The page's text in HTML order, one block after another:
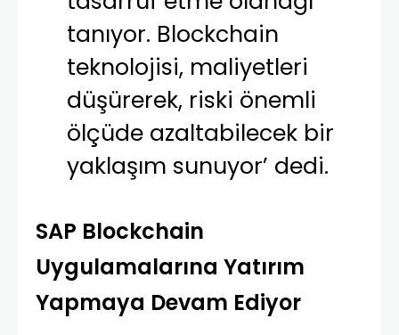
tanıyor. Blockchain
teknolojisi, maliyetleri
düşürerek, riski önemli
ölçüde azaltabilecek bir
yaklaşım sunuyor’ dedi.
SAP Blockchain
Uygulamalarına Yatırım
Yapmaya Devam Ediyor